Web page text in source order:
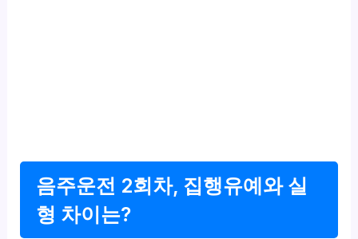
음주운전 2회차, 집행유예와 실
형 차이는?